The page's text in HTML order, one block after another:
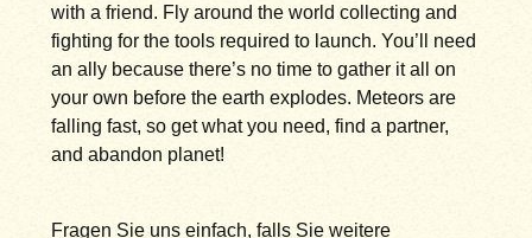
with a friend. Fly around the world collecting and
fighting for the tools required to launch. You’ll need
an ally because there’s no time to gather it all on
your own before the earth explodes. Meteors are
falling fast, so get what you need, find a partner,
and abandon planet!
Fragen Sie uns einfach, falls Sie weitere